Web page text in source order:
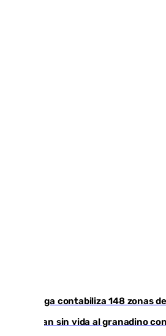
Málaga contabiliza 148
Hallan sin vida al granadino